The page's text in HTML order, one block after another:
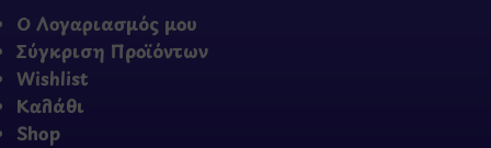
Ο Λογαριασμός μου
Σύγκριση Προϊόντων
Wishlist
Καλάθι
Shop